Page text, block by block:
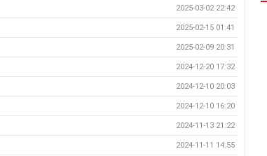
2025-03-02 22:42
2025-02-15 01:41
2025-02-09 20:31
2024-12-20 17:32
2024-12-10 20:03
2024-12-10 16:20
2024-11-13 21:22
2024-11-11 14:55